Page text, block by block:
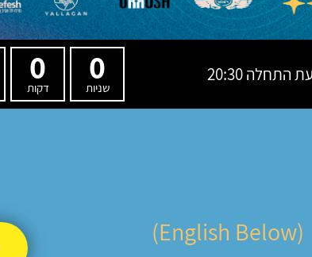
0
שניות
0
דקות
(English Below)